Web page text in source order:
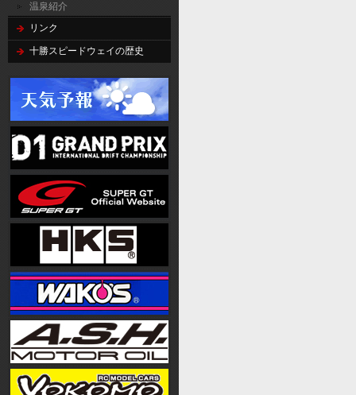
温泉紹介
リンク
十勝スピードウェイの歴史